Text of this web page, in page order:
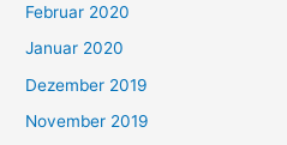
Februar 2020
Januar 2020
Dezember 2019
November 2019